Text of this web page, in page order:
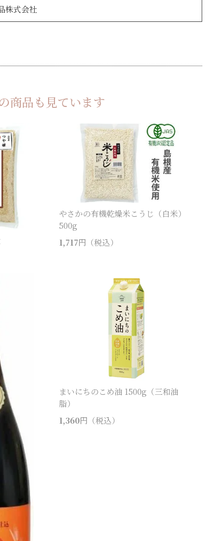
株式会社
商品も見ています
やさかの有機乾燥米こうじ（白米）
500g
1,717円（税込）
まいにちのこめ油 1500g（三和油
脂）
1,360円（税込）